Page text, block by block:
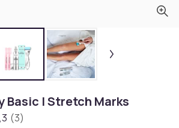
Basic | Stretch Marks
(3)